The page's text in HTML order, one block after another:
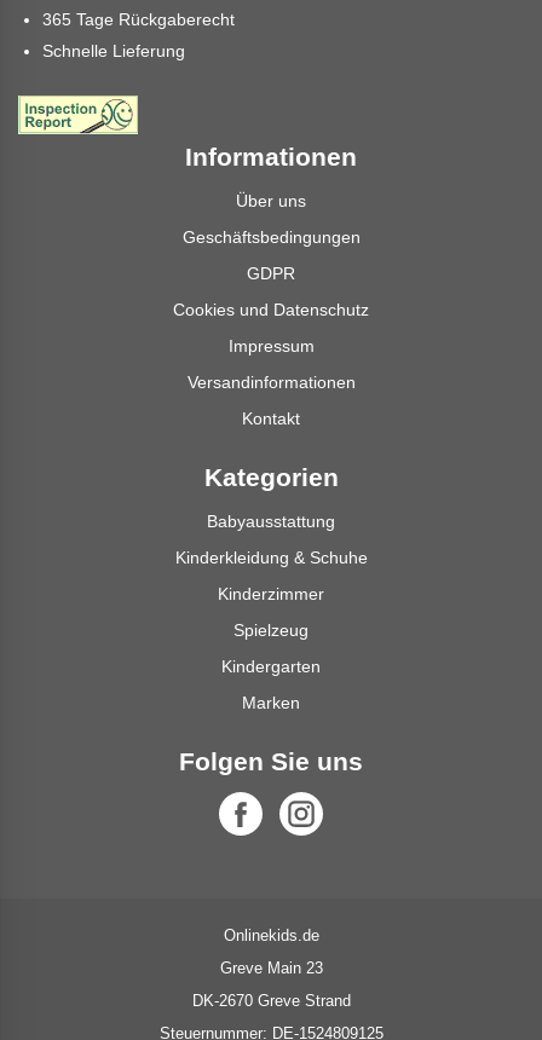
365 Tage Rückgaberecht
Schnelle Lieferung
Informationen
Über uns
Geschäftsbedingungen
GDPR
Cookies und Datenschutz
Impressum
Versandinformationen
Kontakt
Kategorien
Babyausstattung
Kinderkleidung & Schuhe
Kinderzimmer
Spielzeug
Kindergarten
Marken
Folgen Sie uns
Onlinekids.de
Greve Main 23
DK-2670 Greve Strand
Steuernummer: DE-1524809125